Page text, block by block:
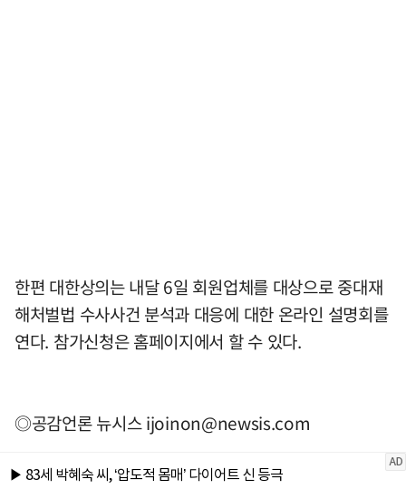
한편 대한상의는 내달 6일 회원업체를 대상으로 중대재
해처벌법 수사사건 분석과 대응에 대한 온라인 설명회를
연다. 참가신청은 홈페이지에서 할 수 있다.
◎공감언론 뉴시스ijoinon@newsis.com